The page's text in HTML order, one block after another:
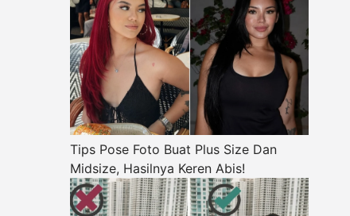
Tips Pose Foto Buat Plus Size Dan
Midsize, Hasilnya Keren Abis!